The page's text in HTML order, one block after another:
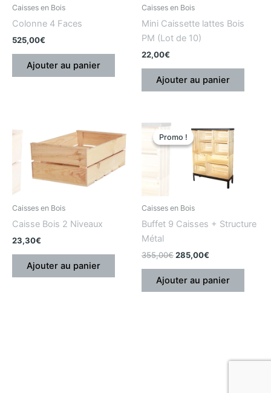
Caisses en Bois
Colonne 4 Faces
525,00€
Ajouter au panier
Caisses en Bois
Mini Caissette lattes Bois
PM (Lot de 10)
22,00€
Ajouter au panier
Caisses en Bois
Caisse Bois 2 Niveaux
23,30€
Ajouter au panier
Promo !
Promo !
Caisses en Bois
Buffet 9 Caisses + Structure
Métal
355,00€
prix
initial
était
355,00€.
285,00€
prix
actuel
est
:
285,00€.
Ajouter au panier